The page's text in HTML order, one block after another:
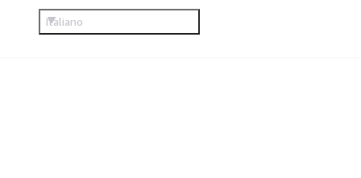
Italiano